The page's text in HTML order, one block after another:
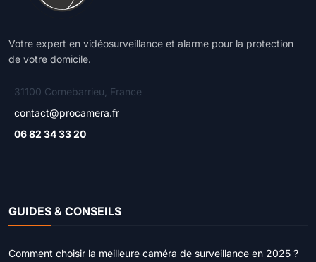
Votre expert en vidéosurveillance et alarme pour la protection
de votre domicile.
31100 Cornebarrieu, France
contact@procamera.fr
06 82 34 33 20
GUIDES & CONSEILS
Comment choisir la meilleure caméra de surveillance en 2025 ?